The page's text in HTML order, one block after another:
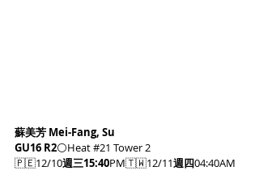
蘇美芳 Mei-Fang, Su
GU16 R2⚪️Heat #21 Tower 2
🇵🇪12/10週三15:40PM🇹🇼12/11週四04:40AM